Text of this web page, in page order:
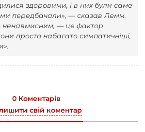
здоровими, і в них були саме
ми передбачали», — сказав Лемм.
ненавмисним, — це фактор
просто набагато симпатичніші,
0 Коментарів
свій коментар